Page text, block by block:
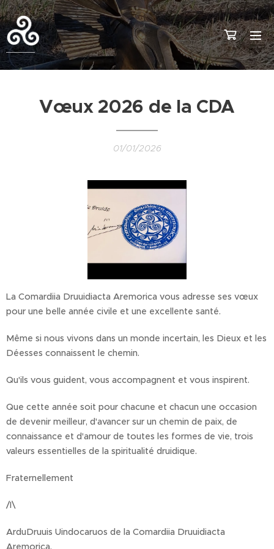
Vœux 2026 de la CDA
01/01/2026
La Comardiia Druuidiacta Aremorica vous adresse ses vœux
pour une belle année civile et une excellente santé.
Même si nous vivons dans un monde incertain, les Dieux et les
Déesses connaissent le chemin.
Qu'ils vous guident, vous accompagnent et vous inspirent.
Que cette année soit pour chacune et chacun une occasion
de devenir meilleur, d'avancer sur un chemin de paix, de
connaissance et d'amour de toutes les formes de vie, trois
valeurs essentielles de la spiritualité druidique.
Fraternellement
/I\
ArduDruuis Uindocaruos de la Comardiia Druuidiacta
Aremorica.